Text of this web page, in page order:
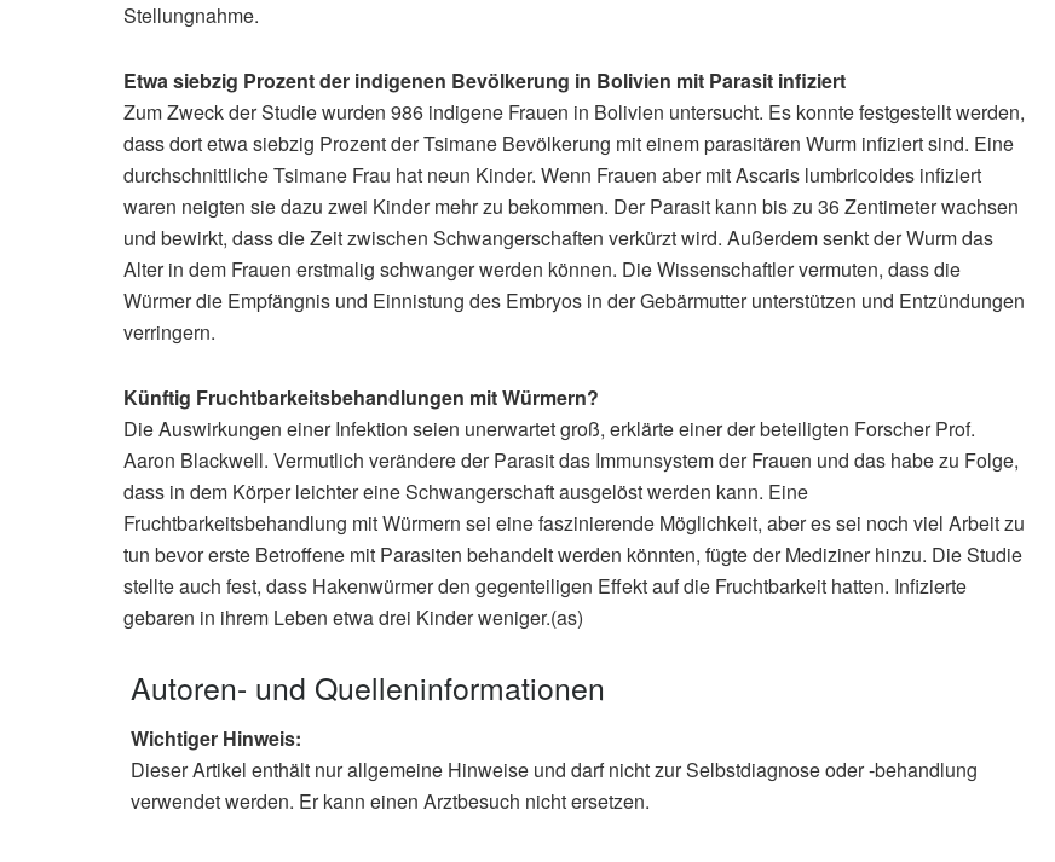
Stellungnahme.
Etwa siebzig Prozent der indigenen Bevölkerung in Bolivien mit Parasit infiziert
Zum Zweck der Studie wurden 986 indigene Frauen in Bolivien untersucht. Es konnte festgestellt werden,
dass dort etwa siebzig Prozent der Tsimane Bevölkerung mit einem parasitären Wurm infiziert sind. Eine
durchschnittliche Tsimane Frau hat neun Kinder. Wenn Frauen aber mit Ascaris lumbricoides infiziert
waren neigten sie dazu zwei Kinder mehr zu bekommen. Der Parasit kann bis zu 36 Zentimeter wachsen
und bewirkt, dass die Zeit zwischen Schwangerschaften verkürzt wird. Außerdem senkt der Wurm das
Alter in dem Frauen erstmalig schwanger werden können. Die Wissenschaftler vermuten, dass die
Würmer die Empfängnis und Einnistung des Embryos in der Gebärmutter unterstützen und Entzündungen
verringern.
Künftig Fruchtbarkeitsbehandlungen mit Würmern?
Die Auswirkungen einer Infektion seien unerwartet groß, erklärte einer der beteiligten Forscher Prof.
Aaron Blackwell. Vermutlich verändere der Parasit das Immunsystem der Frauen und das habe zu Folge,
dass in dem Körper leichter eine Schwangerschaft ausgelöst werden kann. Eine
Fruchtbarkeitsbehandlung mit Würmern sei eine faszinierende Möglichkeit, aber es sei noch viel Arbeit zu
tun bevor erste Betroffene mit Parasiten behandelt werden könnten, fügte der Mediziner hinzu. Die Studie
stellte auch fest, dass Hakenwürmer den gegenteiligen Effekt auf die Fruchtbarkeit hatten. Infizierte
gebaren in ihrem Leben etwa drei Kinder weniger.(as)
Autoren- und Quelleninformationen
Wichtiger Hinweis:
Dieser Artikel enthält nur allgemeine Hinweise und darf nicht zur Selbstdiagnose oder -behandlung
verwendet werden. Er kann einen Arztbesuch nicht ersetzen.